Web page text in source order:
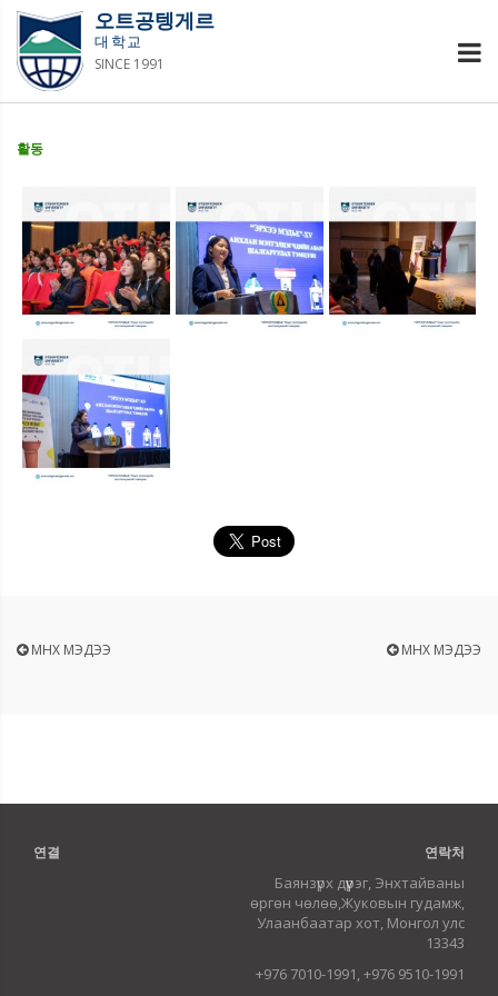
오트공텡게르
대학교
SINCE 1991
활동
ӨМНӨХ МЭДЭЭ ӨМНӨХ МЭДЭЭ
연결 연락처
Баянзүрх дүүрэг, Энхтайваны
өргөн чөлөө,Жуковын гудамж,
Улаанбаатар хот, Монгол улс
13343
+976 7010-1991, +976 9510-1991